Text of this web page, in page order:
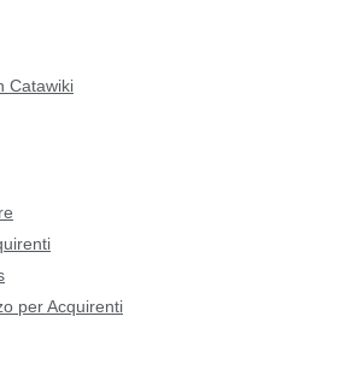
Catawiki
per Acquirenti